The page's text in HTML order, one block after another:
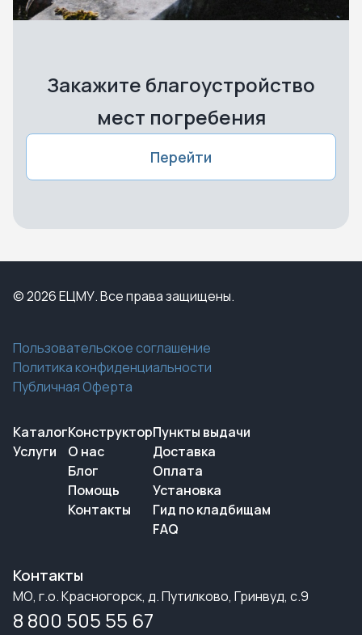
Закажите благоустройство
мест погребения
Перейти
© 2026 ЕЦМУ. Все права защищены.
Пользовательское соглашение
Политика конфиденциальности
Публичная Оферта
Каталог
Услуги
Конструктор
О нас
Блог
Помощь
Контакты
Пункты выдачи
Доставка
Оплата
Установка
Гид по кладбищам
FAQ
Контакты
МО, г.о. Красногорск, д. Путилково, Гринвуд, с.9
8 800 505 55 67